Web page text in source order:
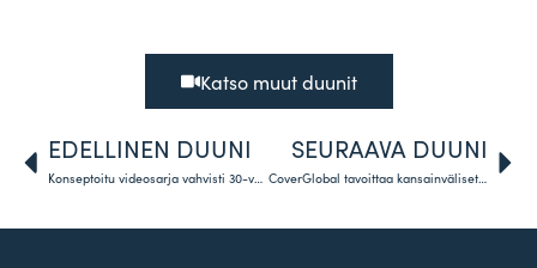
Katso muut duunit
EDELLINEN DUUNI
Konseptoitu videosarja vahvisti 30-vuotiaan Molok Oy:n brändiä ympäri maailmaa
SEURAAVA DUUNI
CoverGlobal tavoittaa kansainväliset asiakkaat autenttisilla sisällöillä